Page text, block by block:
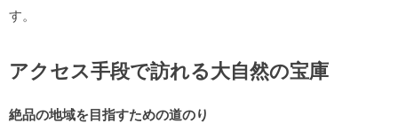
す。
アクセス手段で訪れる大自然の宝庫
絶品の地域を目指すための道のり